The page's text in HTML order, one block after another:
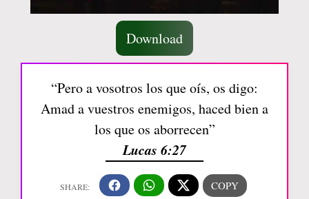
Download
“Pero a vosotros los que oís, os digo:
Amad a vuestros enemigos, haced bien a
los que os aborrecen”
Lucas 6:27